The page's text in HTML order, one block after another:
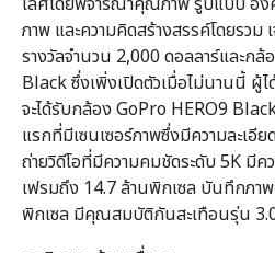
ภาพ และความคิดสร้างสรรค์โดยรวม
รางวัลจำนวน 2,000 ดอลลาร์และกล้
Black ซึ่งเพิ่งเปิดตัวเมื่อไม่นานนี้ ผู้
จะได้รับกล้อง GoPro HERO9
แรกที่มีเซนเซอร์ภาพซึ่งมีความละเอี
ถ่ายวิดีโอที่มีความคมชัดระดับ 5K มีค
เฟรมถึง 14.7 ล้านพิกเซล บันทึกภา
พิกเซล มีคุณสมบัติกันสะเทือนรุ่น